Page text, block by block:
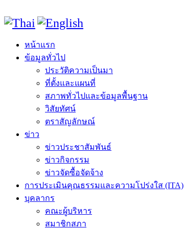
หน้าแรก
ข้อมูลทั่วไป
ประวัติความเป็นมา
ที่ตั้งและแผนที่
สภาพทั่วไปและข้อมูลพื้นฐาน
วิสัยทัศน์
ตราสัญลักษณ์
ข่าว
ข่าวประชาสัมพันธ์
ข่าวกิจกรรม
ข่าวจัดซื้อจัดจ้าง
การประเมินคุณธรรมและความโปร่งใส (ITA)
บุคลากร
คณะผู้บริหาร
สมาชิกสภา